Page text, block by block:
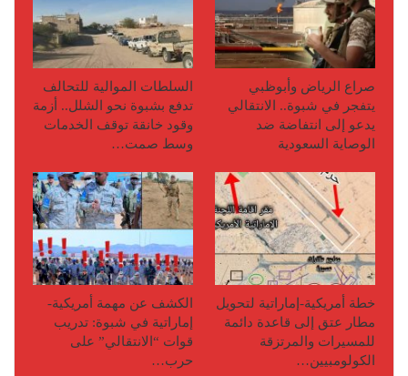
صراع الرياض وأبوظبي
يتفجر في شبوة.. الانتقالي
يدعو إلى انتفاضة ضد
الوصاية السعودية
السلطات الموالية للتحالف
تدفع بشبوة نحو الشلل.. أزمة
وقود خانقة توقف الخدمات
وسط صمت…
خطة أمريكية-إماراتية لتحويل
مطار عتق إلى قاعدة دائمة
للمسيرات والمرتزقة
الكولومبيين…
الكشف عن مهمة أمريكية-
إماراتية في شبوة: تدريب
قوات “الانتقالي” على
حرب…